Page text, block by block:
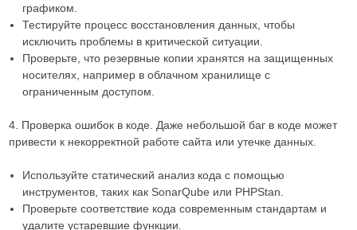
графиком.
Тестируйте процесс восстановления данных, чтобы
исключить проблемы в критической ситуации.
Проверьте, что резервные копии хранятся на защищенных
носителях, например в облачном хранилище с
ограниченным доступом.
4. Проверка ошибок в коде. Даже небольшой баг в коде может
привести к некорректной работе сайта или утечке данных.
Используйте статический анализ кода с помощью
инструментов, таких как SonarQube или PHPStan.
Проверьте соответствие кода современным стандартам и
удалите устаревшие функции.